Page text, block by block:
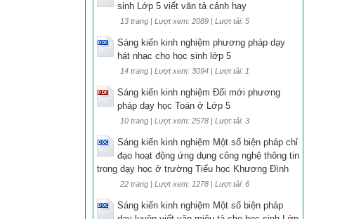
sinh Lớp 5 viết văn tả cảnh hay
13 trang | Lượt xem: 2089 | Lượt tải: 5
Sáng kiến kinh nghiệm phương pháp dạy
hát nhạc cho học sinh lớp 5
14 trang | Lượt xem: 3094 | Lượt tải: 1
Sáng kiến kinh nghiệm Đổi mới phương
pháp dạy học Toán ở Lớp 5
10 trang | Lượt xem: 2578 | Lượt tải: 3
Sáng kiến kinh nghiệm Một số biện pháp chỉ
đạo hoạt động ứng dụng công nghệ thông tin
trong dạy học ở trường Tiểu học Khương Đình
22 trang | Lượt xem: 1278 | Lượt tải: 6
Sáng kiến kinh nghiệm Một số biện pháp